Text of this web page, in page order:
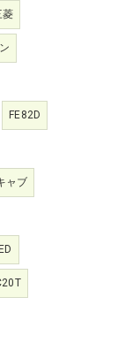
菱
FE82D
ャブ